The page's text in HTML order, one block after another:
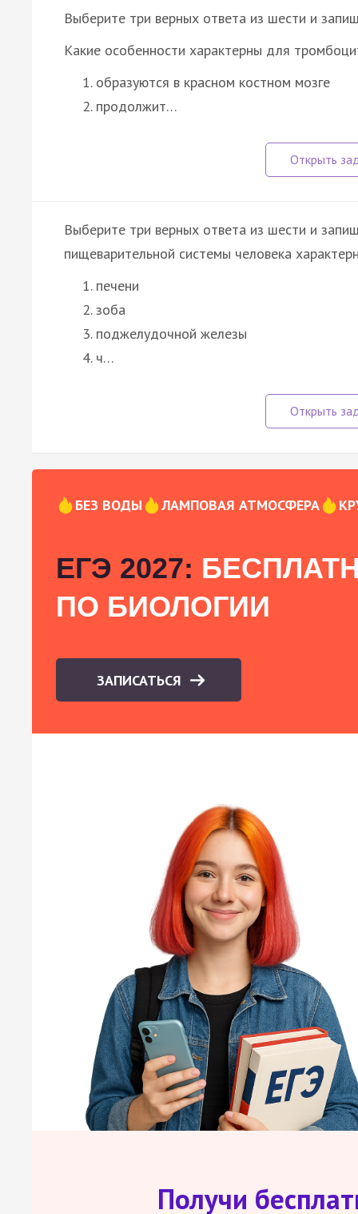
Выберите три верных ответа из шести и
Какие особенности характерны для
образуются в красном костном мозге
продолжит…
Выберите три верных ответа из шести и
пищеварительной системы человека
печени
зоба
поджелудочной железы
ч…
БЕЗ ВОДЫ ЛАМПОВАЯ АТМОСФЕРА
ЕГЭ 2027:
ПО БИОЛОГИИ
ЗАПИСАТЬСЯ
Получи